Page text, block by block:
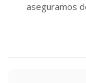
aseguramos